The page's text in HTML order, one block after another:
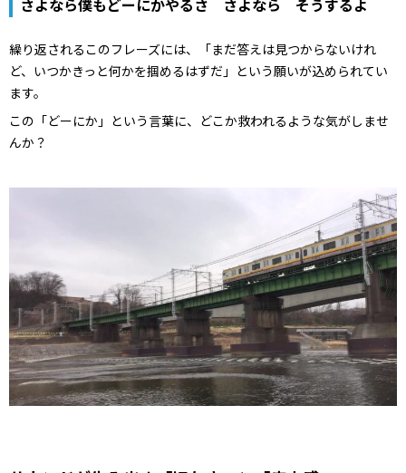
さよなら僕もどーにかやるさ さよなら そうするよ
繰り返されるこのフレーズには、「まだ答えは見つからないけれ
ど、いつかきっと何かを掴めるはずだ」という願いが込められてい
ます。
この「どーにか」という言葉に、どこか救われるような気がしませ
んか？